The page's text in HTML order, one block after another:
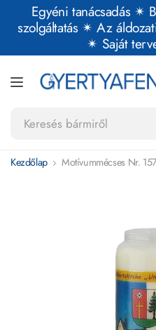
Egyéni tanácsadás ✴︎
szolgáltatás ✴︎ Az
✴︎ Saját
Kezdőlap Motívummécses Nr.